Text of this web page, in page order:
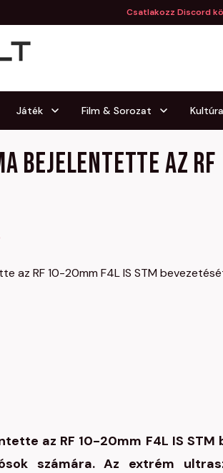
Csatlakozz Discord
Játék Film & Sorozat Kultúra
bejelentette az RF
az RF 10-20mm F4L IS
számára. Az extrém